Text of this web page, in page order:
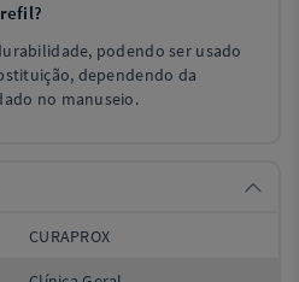
podendo ser usado
dependendo da
no manuseio.
CURAPROX